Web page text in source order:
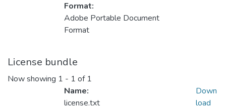
Format:
Adobe Portable Document
Format
License bundle
Now showing 1 - 1 of 1
Name:
license.txt
Down
load